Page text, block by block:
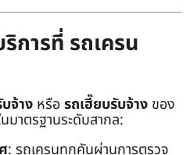
การที่ รถเครน
จ้าง หรือรถเฮี๊ยบรับจ้าง ของ
นมาตรฐานระดับสากล:
: รถเครนทุกคันผ่านการตรวจ